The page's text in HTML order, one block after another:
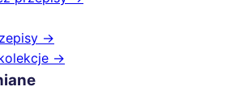
→
→